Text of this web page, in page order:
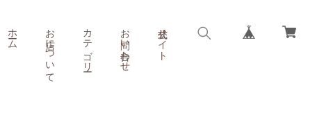
ホーム お店について カテゴリー お問い合わせ 公式サイト